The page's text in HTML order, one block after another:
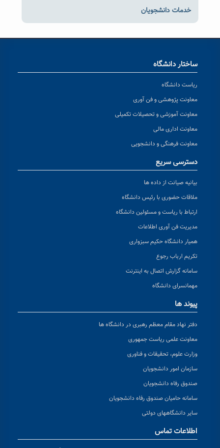
خدمات دانشجویان
ساختار دانشگاه
ریاست دانشگاه
معاونت پژوهشی و فن آوری
معاونت آموزشی و تحصیلات تکمیلی
معاونت اداری مالی
معاونت فرهنگی و دانشجویی
دسترسی سریع
بیانیه صیانت از داده ها
ملاقات حضوری با رئیس دانشگاه
ارتباط با ریاست و مسئولین دانشگاه
مدیریت فن آوری اطلاعات
همیار دانشگاه حکیم سبزواری
تکریم ارباب رجوع
سامانه گزارش اتصال به اینترنت
مهمانسرای دانشگاه
پیوند ها
دفتر نهاد مقام معظم رهبری در دانشگاه ها
معاونت علمی ریاست جمهوری
وزارت علوم، تحقیقات و فناوری
سازمان امور دانشجویان
صندوق رفاه دانشجویان
سامانه حامیان صندوق رفاه دانشجویان
سایر دانشگاههای دولتی
اطلاعات تماس